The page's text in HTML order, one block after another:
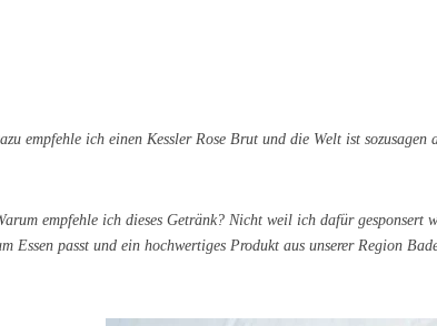
empfehle ich einen Kessler Rose Brut und die Welt ist sozusagen
empfehle ich dieses Getränk? Nicht weil ich dafür gesponsert
Essen passt und ein hochwertiges Produkt aus unserer Region